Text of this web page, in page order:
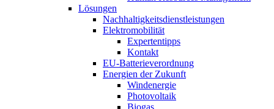
Lösungen
Nachhaltigkeitsdienstleistungen
Elektromobilität
Expertentipps
Kontakt
EU-Batterieverordnung
Energien der Zukunft
Windenergie
Photovoltaik
Biogas